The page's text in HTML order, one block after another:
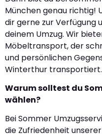
München genau richtig!
dir gerne zur Verfügung
deinem Umzug. Wir
Möbeltransport, der
und persönlichen
Winterthur transportiert.
Warum solltest du
wählen?
Bei Sommer
die Zufriedenheit